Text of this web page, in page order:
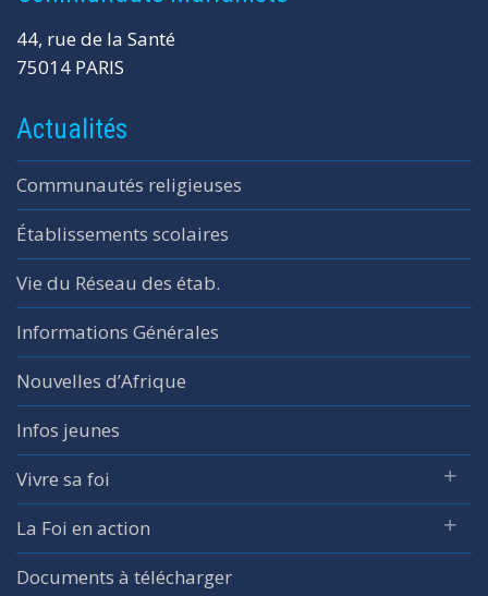
44, rue de la Santé
75014 PARIS
Actualités
Communautés religieuses
Établissements scolaires
Vie du Réseau des étab.
Informations Générales
Nouvelles d’Afrique
Infos jeunes
Vivre sa foi
La Foi en action
Documents à télécharger